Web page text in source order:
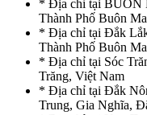
* Địa chỉ tại BUÔN
Thành Phố Buôn
* Địa chỉ tại Đắk
Thành Phố Buôn
* Địa chỉ tại Sóc
Trăng, Việt Nam
* Địa chỉ tại Đắk
Trung, Gia Nghĩa,